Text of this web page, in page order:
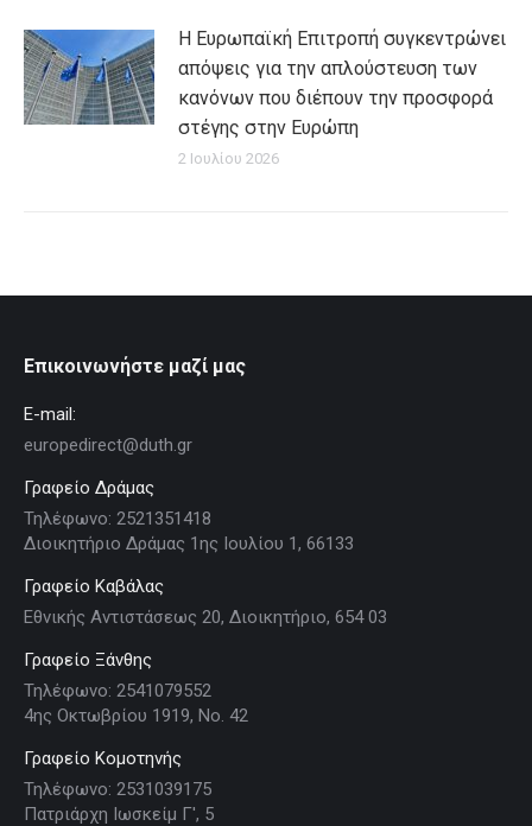
Η Ευρωπαϊκή Επιτροπή συγκεντρώνει
απόψεις για την απλούστευση των
κανόνων που διέπουν την προσφορά
στέγης στην Ευρώπη
2 Ιουλίου 2026
Επικοινωνήστε μαζί μας
E-mail:
europedirect@duth.gr
Γραφείο Δράμας
Τηλέφωνο: 2521351418
Διοικητήριο Δράμας 1ης Ιουλίου 1, 66133
Γραφείο Καβάλας
Εθνικής Αντιστάσεως 20, Διοικητήριο, 654 03
Γραφείο Ξάνθης
Τηλέφωνο: 2541079552
4ης Οκτωβρίου 1919, Νο. 42
Γραφείο Κομοτηνής
Τηλέφωνο: 2531039175
Πατριάρχη Ιωσκείμ Γ', 5